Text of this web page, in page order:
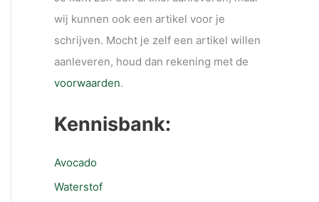
wij kunnen ook een artikel voor je
schrijven. Mocht je zelf een artikel willen
aanleveren, houd dan rekening met de
voorwaarden.
Kennisbank:
Avocado
Waterstof